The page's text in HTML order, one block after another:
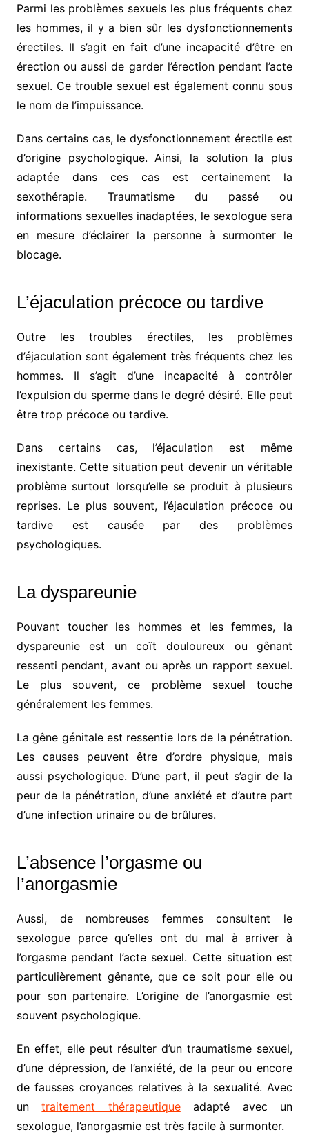
Parmi les problèmes sexuels les plus fréquents chez
les hommes, il y a bien sûr les dysfonctionnements
érectiles. Il s’agit en fait d’une incapacité d’être en
érection ou aussi de garder l’érection pendant l’acte
sexuel. Ce trouble sexuel est également connu sous
le nom de l’impuissance.
Dans certains cas, le dysfonctionnement érectile est
d’origine psychologique. Ainsi, la solution la plus
adaptée dans ces cas est certainement la
sexothérapie. Traumatisme du passé ou
informations sexuelles inadaptées, le sexologue sera
en mesure d’éclairer la personne à surmonter le
blocage.
L’éjaculation précoce ou tardive
Outre les troubles érectiles, les problèmes
d’éjaculation sont également très fréquents chez les
hommes. Il s’agit d’une incapacité à contrôler
l’expulsion du sperme dans le degré désiré. Elle peut
être trop précoce ou tardive.
Dans certains cas, l’éjaculation est même
inexistante. Cette situation peut devenir un véritable
problème surtout lorsqu’elle se produit à plusieurs
reprises. Le plus souvent, l’éjaculation précoce ou
tardive est causée par des problèmes
psychologiques.
La dyspareunie
Pouvant toucher les hommes et les femmes, la
dyspareunie est un coït douloureux ou gênant
ressenti pendant, avant ou après un rapport sexuel.
Le plus souvent, ce problème sexuel touche
généralement les femmes.
La gêne génitale est ressentie lors de la pénétration.
Les causes peuvent être d’ordre physique, mais
aussi psychologique. D’une part, il peut s’agir de la
peur de la pénétration, d’une anxiété et d’autre part
d’une infection urinaire ou de brûlures.
L’absence l’orgasme ou
l’anorgasmie
Aussi, de nombreuses femmes consultent le
sexologue parce qu’elles ont du mal à arriver à
l’orgasme pendant l’acte sexuel. Cette situation est
particulièrement gênante, que ce soit pour elle ou
pour son partenaire. L’origine de l’anorgasmie est
souvent psychologique.
En effet, elle peut résulter d’un traumatisme sexuel,
d’une dépression, de l’anxiété, de la peur ou encore
de fausses croyances relatives à la sexualité. Avec
untraitement thérapeutiqueadapté avec un
sexologue, l’anorgasmie est très facile à surmonter.